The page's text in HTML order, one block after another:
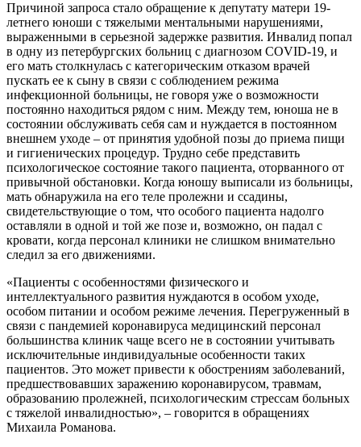
Причиной запроса стало обращение к депутату матери 19-
летнего юноши с тяжелыми ментальными нарушениями,
выраженными в серьезной задержке развития. Инвалид попал
в одну из петербургских больниц с диагнозом COVID-19, и
его мать столкнулась с категорическим отказом врачей
пускать ее к сыну в связи с соблюдением режима
инфекционной больницы, не говоря уже о возможности
постоянно находиться рядом с ним. Между тем, юноша не в
состоянии обслуживать себя сам и нуждается в постоянном
внешнем уходе – от принятия удобной позы до приема пищи
и гигиенических процедур. Трудно себе представить
психологическое состояние такого пациента, оторванного от
привычной обстановки. Когда юношу выписали из больницы,
мать обнаружила на его теле пролежни и ссадины,
свидетельствующие о том, что особого пациента надолго
оставляли в одной и той же позе и, возможно, он падал с
кровати, когда персонал клиники не слишком внимательно
следил за его движениями.
«Пациенты с особенностями физического и
интеллектуального развития нуждаются в особом уходе,
особом питании и особом режиме лечения. Перегруженный в
связи с пандемией коронавируса медицинский персонал
большинства клиник чаще всего не в состоянии учитывать
исключительные индивидуальные особенности таких
пациентов. Это может привести к обострениям заболеваний,
предшествовавших заражению коронавирусом, травмам,
образованию пролежней, психологическим стрессам больных
с тяжелой инвалидностью», – говорится в обращениях
Михаила Романова.